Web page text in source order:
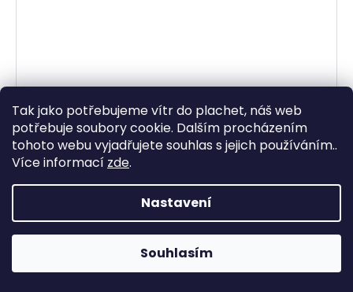
Tak jako potřebujeme vítr do plachet, náš web
potřebuje soubory cookie. Dalším procházením
tohoto webu vyjadřujete souhlas s jejich používáním..
Více informací zde.
Nastavení
Souhlasím